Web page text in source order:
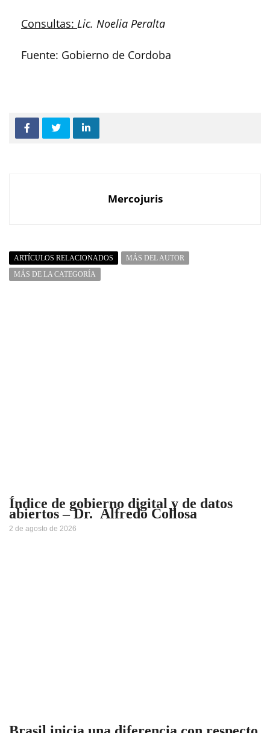
Consultas: Lic. Noelia Peralta
Fuente: Gobierno de Cordoba
Mercojuris
ARTÍCULOS RELACIONADOS
MÁS DEL AUTOR
MÁS DE LA CATEGORÍA
Índice de gobierno digital y de datos
abiertos – Dr. Alfredo Collosa
2 de agosto de 2026